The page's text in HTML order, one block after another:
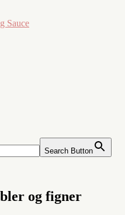
Sauce
Search Button
og figner